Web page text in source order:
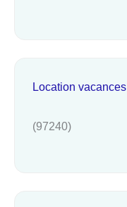
Location
(97240)